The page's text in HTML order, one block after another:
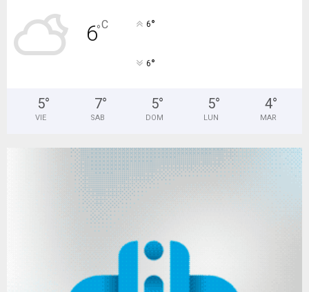
6°C 6°
6°
5°
VIE
7°
SAB
5°
DOM
5°
LUN
4°
MAR